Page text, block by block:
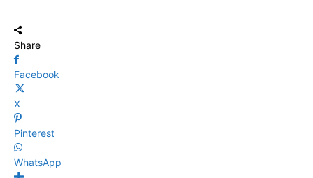
Share
Facebook
X
Pinterest
WhatsApp